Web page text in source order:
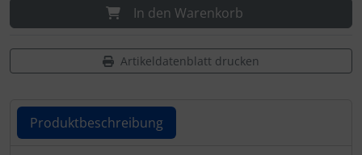
In den Warenkorb
Artikeldatenblatt drucken
Produktbeschreibung